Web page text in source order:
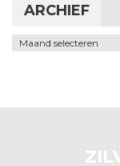
ARCHIEF
Archief